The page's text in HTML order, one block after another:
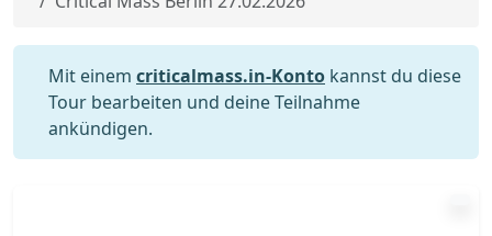
Mit einem criticalmass.in-Konto kannst du diese
Tour bearbeiten und deine Teilnahme
ankündigen.